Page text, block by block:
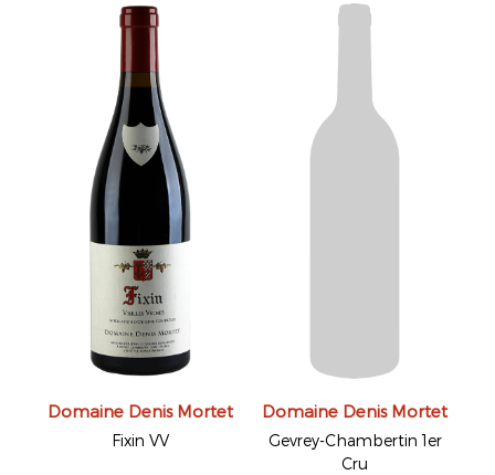
Domaine Denis Mortet
Fixin VV
Domaine Denis Mortet
Gevrey-Chambertin 1er
Cru